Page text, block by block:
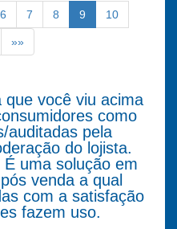
6 7 8 9 10
»»
que você viu acima
como
auditadas pela
do lojista.
uma solução em
venda a qual
com a satisfação
fazem uso.